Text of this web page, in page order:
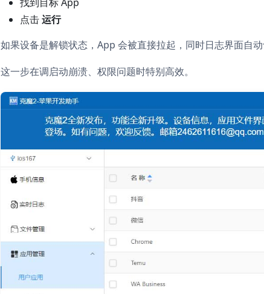
点击运行
如果设备是解锁状态，App 会被直接拉起，同时日志界面自动
这一步在调启动崩溃、权限问题时特别高效。